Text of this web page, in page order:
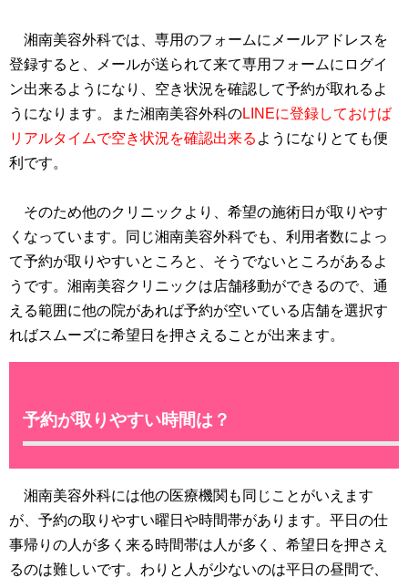
湘南美容外科では、専用のフォームにメールアドレスを
登録すると、メールが送られて来て専用フォームにログイ
ン出来るようになり、空き状況を確認して予約が取れるよ
うになります。また湘南美容外科のLINEに登録しておけば
リアルタイムで空き状況を確認出来る ようになりとても便
利です。
そのため他のクリニックより、希望の施術日が取りやす
くなっています。同じ湘南美容外科でも、利用者数によっ
て予約が取りやすいところと、そうでないところがあるよ
うです。湘南美容クリニックは店舗移動ができるので、通
える範囲に他の院があれば予約が空いている店舗を選択す
ればスムーズに希望日を押さえることが出来ます。
予約が取りやすい時間は？
湘南美容外科には他の医療機関も同じことがいえます
が、予約の取りやすい曜日や時間帯があります。平日の仕
事帰りの人が多く来る時間帯は人が多く、希望日を押さえ
るのは難しいです。わりと人が少ないのは平日の昼間で、